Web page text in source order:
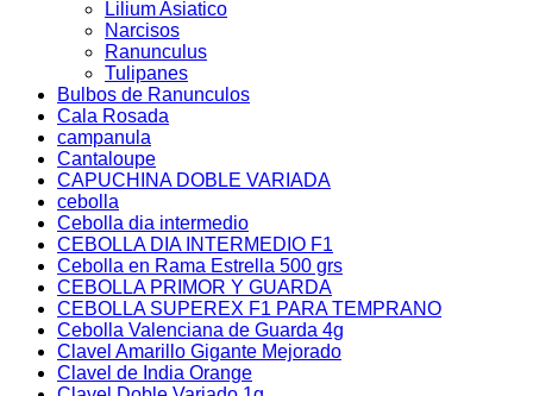
Lilium Asiatico
Narcisos
Ranunculus
Tulipanes
Bulbos de Ranunculos
Cala Rosada
campanula
Cantaloupe
CAPUCHINA DOBLE VARIADA
cebolla
Cebolla dia intermedio
CEBOLLA DIA INTERMEDIO F1
Cebolla en Rama Estrella 500 grs
CEBOLLA PRIMOR Y GUARDA
CEBOLLA SUPEREX F1 PARA TEMPRANO
Cebolla Valenciana de Guarda 4g
Clavel Amarillo Gigante Mejorado
Clavel de India Orange